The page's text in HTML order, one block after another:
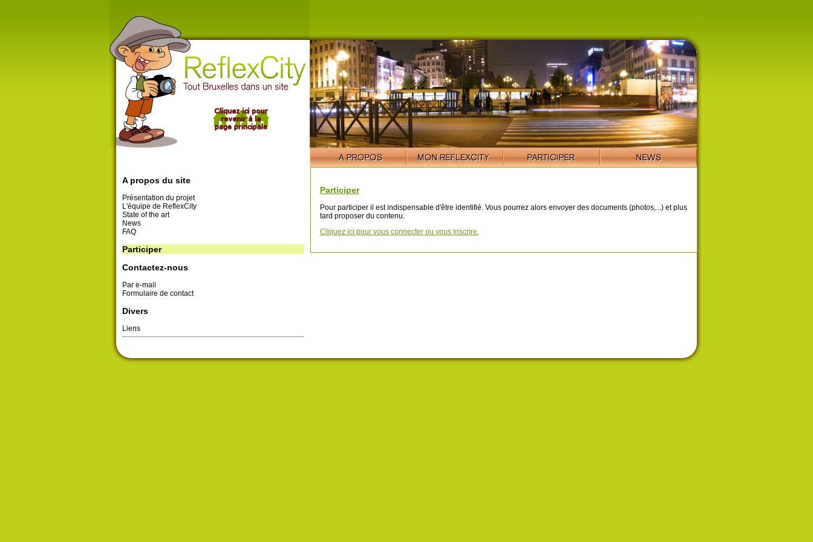
A propos du site
Présentation du projet
L'équipe de ReflexCity
State of the art
News
FAQ
Participer
Contactez-nous
Par e-mail
Formulaire de contact
Divers
Liens
Participer
Pour participer il est indispensable d'être identifié. Vous pourrez alors envoyer des documents (photos,...) et plus
tard proposer du contenu.
Cliquez ici pour vous connecter ou vous inscrire.